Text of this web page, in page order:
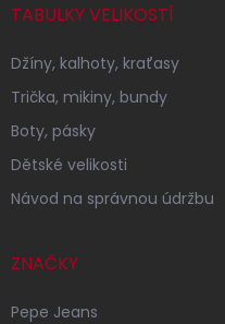
TABULKY VELIKOSTÍ
Džíny, kalhoty, kraťasy
Trička, mikiny, bundy
Boty, pásky
Dětské velikosti
Návod na správnou údržbu
ZNAČKY
Pepe Jeans